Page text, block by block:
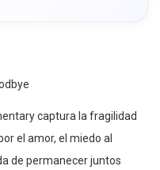
captura la fragilidad
el amor, el miedo al
de permanecer juntos